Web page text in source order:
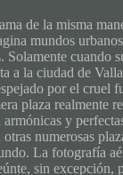
de la misma
mundos
cuando
a la ciudad de
por el cruel
plaza realmente
y
numerosas
La fotografía
sin excepción,